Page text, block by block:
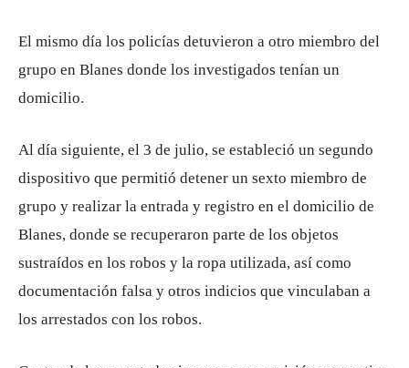
El mismo día los policías detuvieron a otro miembro del
grupo en Blanes donde los investigados tenían un
domicilio.
Al día siguiente, el 3 de julio, se estableció un segundo
dispositivo que permitió detener un sexto miembro de
grupo y realizar la entrada y registro en el domicilio de
Blanes, donde se recuperaron parte de los objetos
sustraídos en los robos y la ropa utilizada, así como
documentación falsa y otros indicios que vinculaban a
los arrestados con los robos.